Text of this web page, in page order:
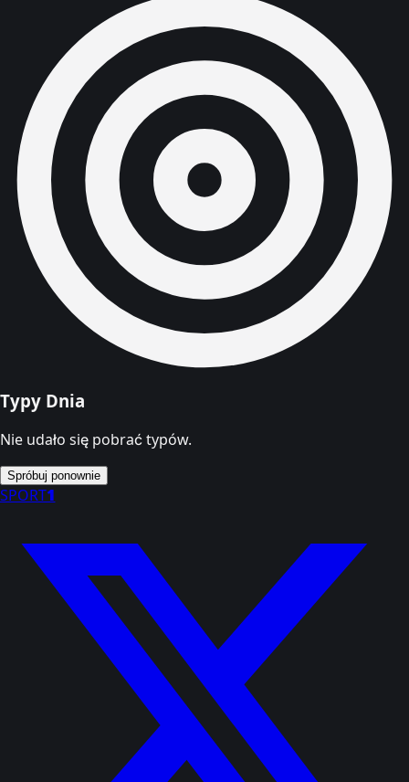
Typy Dnia
Nie udało się pobrać typów.
Spróbuj ponownie
SPORT1